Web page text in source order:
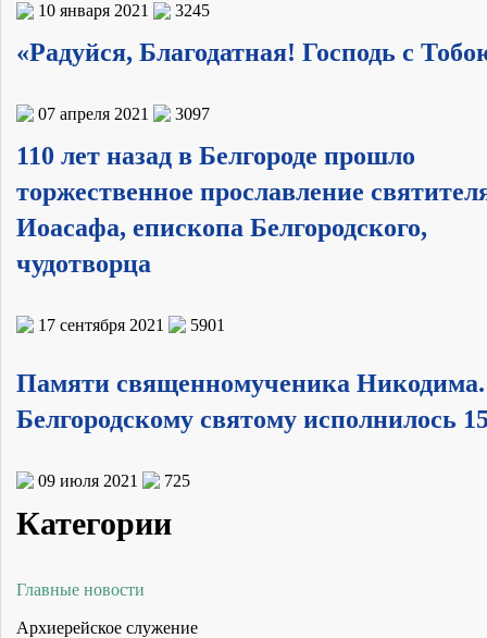
10 января 2021 3245
«Радуйся, Благодатная! Господь с
07 апреля 2021 3097
110 лет назад в Белгороде прошло
торжественное прославление
Иоасафа, епископа Белгородского,
чудотворца
17 сентября 2021 5901
Памяти священномученика Никодима.
Белгородскому святому исполнилось
09 июля 2021 725
Категории
Главные новости
Архиерейское служение